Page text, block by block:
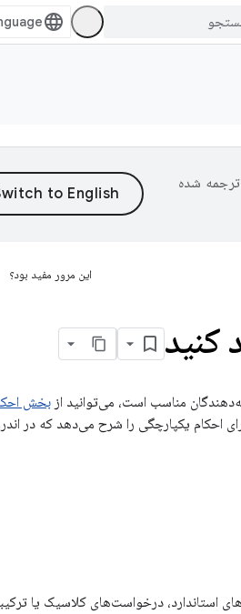
شده
این مرور مفید بود؟
مناسب است، می‌توانید از بخش
استاندارد، درخواست‌های کلاسیک یا